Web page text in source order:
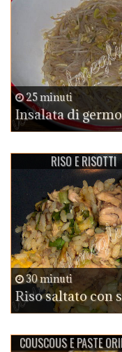
25 minuti
Insalata di
RISO E RISOTTI
30 minuti
Riso saltato con
COUSCOUS E PASTE